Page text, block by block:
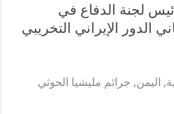
لجنة الدفاع في
الدور الإيراني التخريبي
, اليمن, جرائم مليشيا الحوثي